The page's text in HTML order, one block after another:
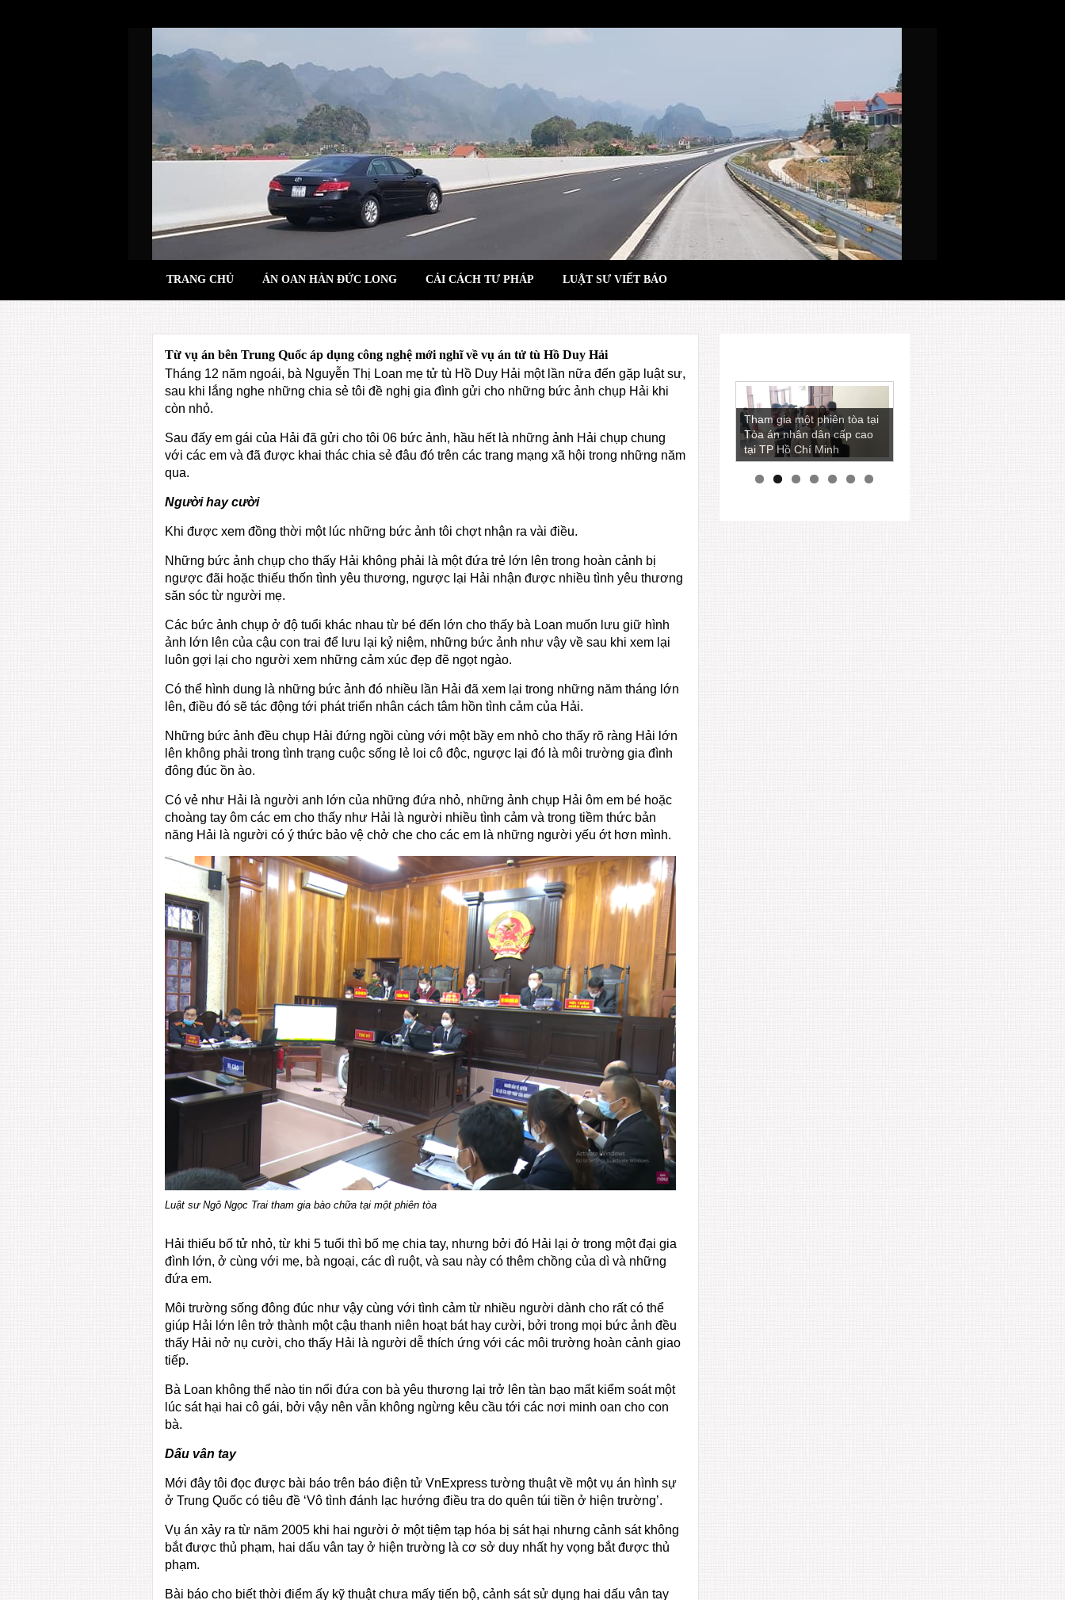
TRANG CHỦ ÁN OAN HÀN ĐỨC LONG CẢI CÁCH TƯ PHÁP LUẬT SƯ VIẾT BÁO
Từ vụ án bên Trung Quốc áp dụng công nghệ mới nghĩ về vụ án tử tù Hồ Duy Hải
Tháng 12 năm ngoái, bà Nguyễn Thị Loan mẹ tử tù Hồ Duy Hải một lần nữa đến gặp luật sư,
sau khi lắng nghe những chia sẻ tôi đề nghị gia đình gửi cho những bức ảnh chụp Hải khi
còn nhỏ.
Sau đấy em gái của Hải đã gửi cho tôi 06 bức ảnh, hầu hết là những ảnh Hải chụp chung
với các em và đã được khai thác chia sẻ đâu đó trên các trang mạng xã hội trong những năm
qua.
Người hay cười
Khi được xem đồng thời một lúc những bức ảnh tôi chợt nhận ra vài điều.
Những bức ảnh chụp cho thấy Hải không phải là một đứa trẻ lớn lên trong hoàn cảnh bị
ngược đãi hoặc thiếu thốn tình yêu thương, ngược lại Hải nhận được nhiều tình yêu thương
săn sóc từ người mẹ.
Các bức ảnh chụp ở độ tuổi khác nhau từ bé đến lớn cho thấy bà Loan muốn lưu giữ hình
ảnh lớn lên của cậu con trai để lưu lại kỷ niệm, những bức ảnh như vậy về sau khi xem lại
luôn gợi lại cho người xem những cảm xúc đẹp đẽ ngọt ngào.
Có thể hình dung là những bức ảnh đó nhiều lần Hải đã xem lại trong những năm tháng lớn
lên, điều đó sẽ tác động tới phát triển nhân cách tâm hồn tình cảm của Hải.
Những bức ảnh đều chụp Hải đứng ngồi cùng với một bầy em nhỏ cho thấy rõ ràng Hải lớn
lên không phải trong tình trạng cuộc sống lẻ loi cô độc, ngược lại đó là môi trường gia đình
đông đúc ồn ào.
Có vẻ như Hải là người anh lớn của những đứa nhỏ, những ảnh chụp Hải ôm em bé hoặc
choàng tay ôm các em cho thấy như Hải là người nhiều tình cảm và trong tiềm thức bản
năng Hải là người có ý thức bảo vệ chở che cho các em là những người yếu ớt hơn mình.
Luật sư Ngô Ngọc Trai tham gia bào chữa tại một phiên tòa
Hải thiếu bố tử nhỏ, từ khi 5 tuổi thì bố mẹ chia tay, nhưng bởi đó Hải lại ở trong một đại gia
đình lớn, ở cùng với mẹ, bà ngoại, các dì ruột, và sau này có thêm chồng của dì và những
đứa em.
Môi trường sống đông đúc như vậy cùng với tình cảm từ nhiều người dành cho rất có thể
giúp Hải lớn lên trở thành một cậu thanh niên hoạt bát hay cười, bởi trong mọi bức ảnh đều
thấy Hải nở nụ cười, cho thấy Hải là người dễ thích ứng với các môi trường hoàn cảnh giao
tiếp.
Bà Loan không thể nào tin nổi đứa con bà yêu thương lại trở lên tàn bạo mất kiểm soát một
lúc sát hại hai cô gái, bởi vậy nên vẫn không ngừng kêu cầu tới các nơi minh oan cho con
bà.
Dấu vân tay
Mới đây tôi đọc được bài báo trên báo điện tử VnExpress tường thuật về một vụ án hình sự
ở Trung Quốc có tiêu đề ‘Vô tình đánh lạc hướng điều tra do quên túi tiền ở hiện trường’.
Vụ án xảy ra từ năm 2005 khi hai người ở một tiệm tạp hóa bị sát hại nhưng cảnh sát không
bắt được thủ phạm, hai dấu vân tay ở hiện trường là cơ sở duy nhất hy vọng bắt được thủ
phạm.
Bài báo cho biết thời điểm ấy kỹ thuật chưa mấy tiến bộ, cảnh sát sử dụng hai dấu vân tay
Tham gia một phiên tòa tại
Tòa án nhân dân cấp cao
tại TP Hồ Chí Minh
Luật sư Ngô Ngọc Trai còn
là một nhà báo viết nhiều
bài phân tích các vấn đề
pháp lý